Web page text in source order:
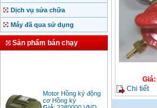
Dịch vụ sửa chữa
Máy đã qua sử dụng
Sản phẩm bán chạy
Motor Hồng ký động
cơ Hồng ký
Giá :2280000
Giá:
Chi tiết